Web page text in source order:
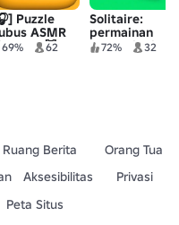
Puzzle
ASMR
Flo 🐷
69% 62
Solitaire:
permainan
kartu dingin ♠️
72% 32
Ruang Berita
Orang Tua
Aksesibilitas
Privasi
Peta Situs